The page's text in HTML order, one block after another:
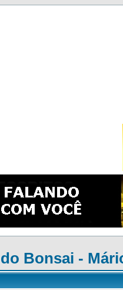
Bonsai -